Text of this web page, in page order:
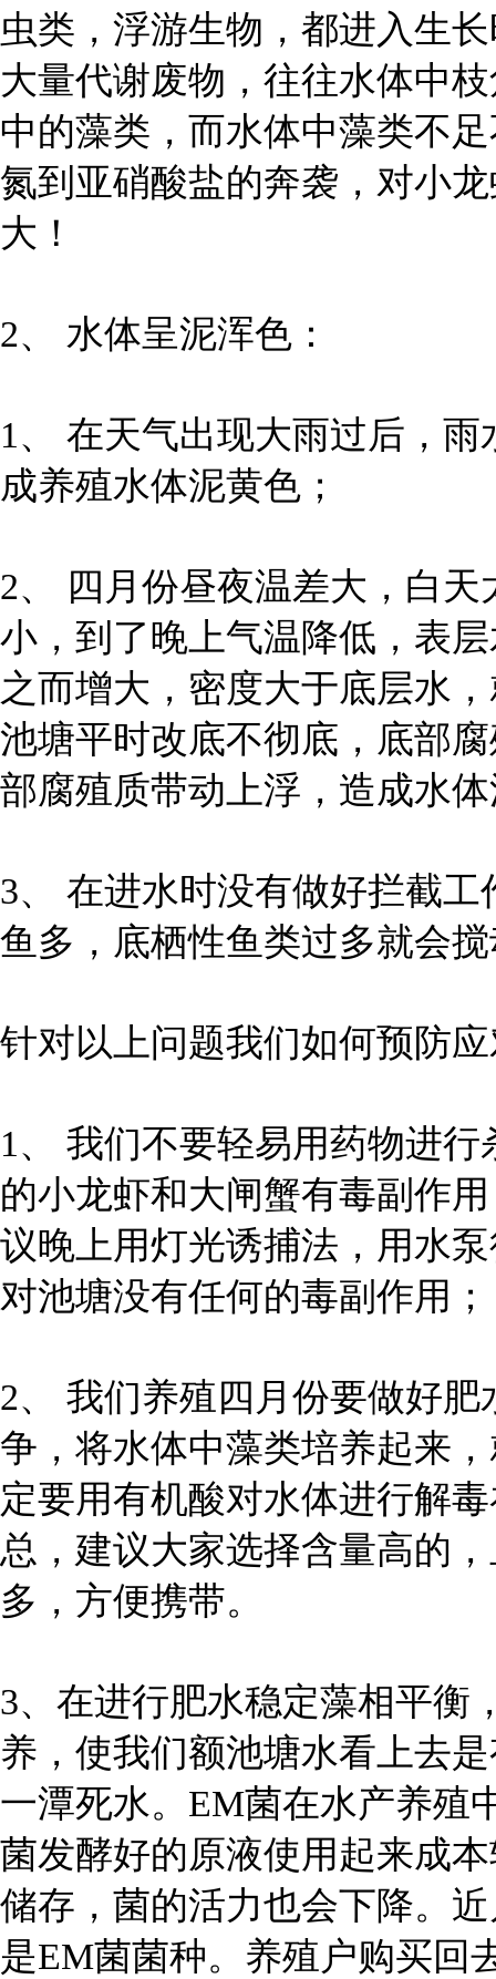
虫类，浮游生物，都进入生
大量代谢废物，往往水体中
中的藻类，而水体中藻类不
氮到亚硝酸盐的奔袭，对小
大！
2、 水体呈泥浑色：
1、 在天气出现大雨过后，
成养殖水体泥黄色；
2、 四月份昼夜温差大，白
小，到了晚上气温降低，表
之而增大，密度大于底层水
池塘平时改底不彻底，底部
部腐殖质带动上浮，造成水
3、 在进水时没有做好拦截
鱼多，底栖性鱼类过多就会
针对以上问题我们如何预防
1、 我们不要轻易用药物进
的小龙虾和大闸蟹有毒副作
议晚上用灯光诱捕法，用水
对池塘没有任何的毒副作用；
2、 我们养殖四月份要做好
争，将水体中藻类培养起来
定要用有机酸对水体进行解
总，建议大家选择含量高的
多，方便携带。
3、在进行肥水稳定藻相平衡
养，使我们额池塘水看上去
一潭死水。EM菌在水产养殖
菌发酵好的原液使用起来成
储存，菌的活力也会下降。
是EM菌菌种。养殖户购买回